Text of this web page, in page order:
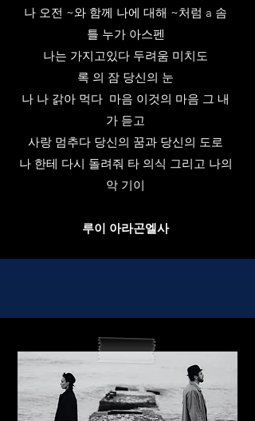
나 오전 ~와 함께 나에 대해 ~처럼 a 솜
틀 누가 아스펜
나는 가지고있다 두려움 미치도
록 의 잠 당신의 눈
나 나 갉아 먹다 마음 이것의 마음 그 내
가 듣고
사랑 멈추다 당신의 꿈과 당신의 도로
나 한테 다시 돌려줘 타 의식 그리고 나의
악 기이
루이 아라곤엘사